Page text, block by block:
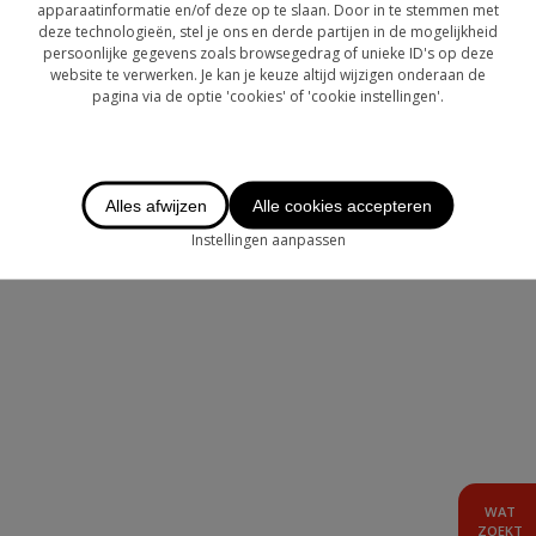
OVER CHASE
LOGIN
AANBOD BUITENLAND
WAT
ZOEKT
apparaatinformatie en/of deze op te slaan. Door in te stemmen met
deze technologieën, stel je ons en derde partijen in de mogelijkheid
persoonlijke gegevens zoals browsegedrag of unieke ID's op deze
website te verwerken. Je kan je keuze altijd wijzigen onderaan de
pagina via de optie 'cookies' of 'cookie instellingen'.
Alles afwijzen Alle cookies accepteren
Instellingen aanpassen